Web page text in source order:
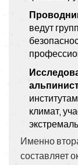
ведут
климат,
Именно
составляет